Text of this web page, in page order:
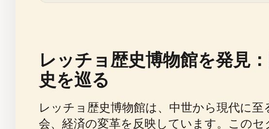
レッチョ歴史博物館を発見
史を巡る
レッチョ歴史博物館は、中世から現代に
会、経済の変革を反映しています。この